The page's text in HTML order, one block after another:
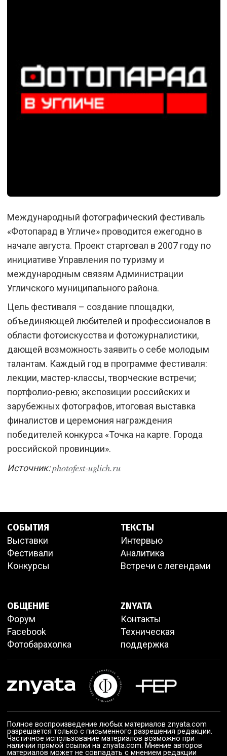
Международный фотографический фестиваль
«Фотопарад в Угличе» проводится ежегодно в
начале августа. Проект стартовал в 2007 году по
инициативе Управления по туризму и
международным связям Администрации
Угличского муниципального района.
Цель фестиваля – создание площадки,
объединяющей любителей и профессионалов в
области фотоискусства и фотожурналистики,
дающей возможность заявить о себе молодым
талантам. Каждый год в программе фестиваля:
лекции, мастер-классы, творческие встречи;
портфолио-ревю; экспозиции российских и
зарубежных фотографов, итоговая выставка
финалистов и церемония награждения
победителей конкурса «Точка на карте. Города
российской провинции».
Источник:photofest-uglich.ru
СОБЫТИЯ
Выставки
Фестивали
Конкурсы
ТЕКСТЫ
Интервью
Аналитика
Встречи с легендами
ОБЩЕНИЕ
Форум
Facebook
Фотобарахолка
ZNYATA
Контакты
Техническая
поддержка
Полное воспроизведение любых материалов znyata.com
разрешается только с письменного разрешения редакции.
Частичное использование материалов возможно при
наличии прямой ссылки на znyata.com. Мнение авторов
материалов может не совпадать с мнением редакции